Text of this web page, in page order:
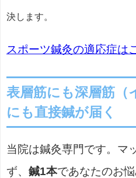
決します。
スポーツ鍼灸の適応症は
表層筋にも深層筋（
にも直接鍼が届く
当院は鍼灸専門です。マ
ず、 鍼1本であなたのお